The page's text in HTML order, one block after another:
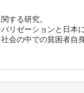
する研究。
リゼーションと日本
会の中での貧困者自